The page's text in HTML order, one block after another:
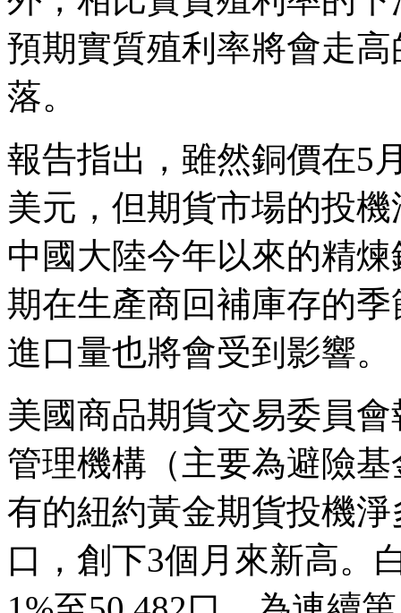
預期實質殖利率將會走
落。
報告指出，雖然銅價在5
美元，但期貨市場的投
中國大陸今年以來的精
期在生產商回補庫存的
進口量也將會受到影響。
美國商品期貨交易委員
管理機構（主要為避險
有的紐約黃金期貨投機淨
口，創下3個月來新高。